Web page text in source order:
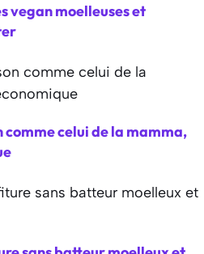
vegan moelleuses et
celui de la mamma,